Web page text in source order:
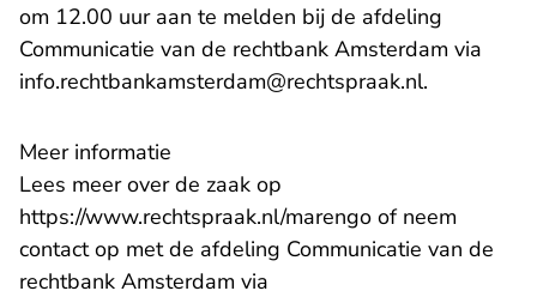
om 12.00 uur aan te melden bij de afdeling
Communicatie van de rechtbank Amsterdam via
info.rechtbankamsterdam@rechtspraak.nl- U verlaat
.
Meer informatie
Lees meer over de zaak op
https://www.rechtspraak.nl/marengo of neem
contact op met de afdeling Communicatie van de
rechtbank Amsterdam via